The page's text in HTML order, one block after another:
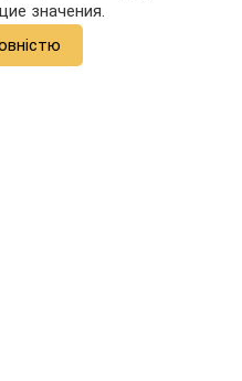
значения.